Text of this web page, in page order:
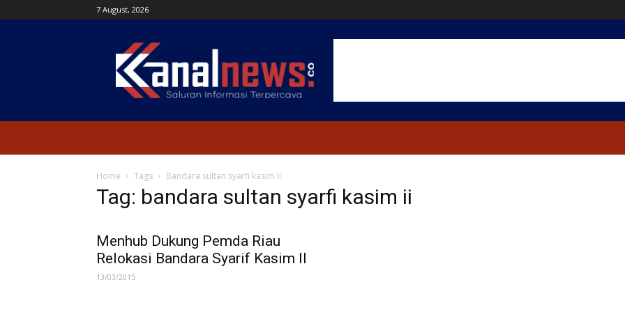
7 August, 2026
Kanal
News
Home Tags Bandara sultan syarfi kasim ii
Tag: bandara sultan syarfi kasim ii
Menhub Dukung Pemda Riau
Relokasi Bandara Syarif Kasim II
13/03/2015